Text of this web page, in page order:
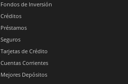
Fondos de Inversión
Créditos
Préstamos
Seguros
Tarjetas de Crédito
Cuentas Corrientes
Mejores Depósitos